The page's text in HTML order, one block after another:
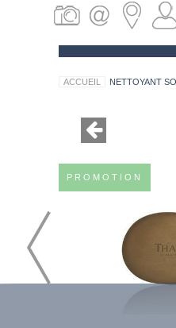
PRODUITS
GUIDE CADEAUX
ACCUEIL NETTOYANT
PROMOTION